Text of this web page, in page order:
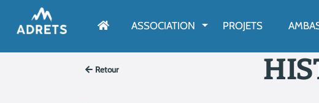
ASSOCIATION AFFICHER LE MENU
PROJETS
Retour